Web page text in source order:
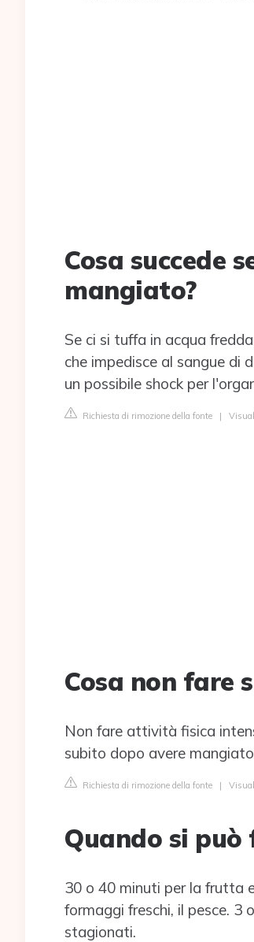
Cosa succede
mangiato?
Se ci si tuffa in acqua
che impedisce al sangue di
un possibile shock per
Richiesta di rimozione della fonte |
Cosa non fare
Non fare attività fisica
subito dopo avere
Richiesta di rimozione della fonte |
Quando si
30 o 40 minuti per la frutta
formaggi freschi, il pesce. 3
stagionati.